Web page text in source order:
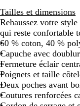
n
g
e
f
l
u
o
n
e
f
l
u
o
f
l
u
o
u
o
o
Tailles et dimensions
Rehaussez votre
qui reste confortable
60 % coton, 40 %
Capuche avec
Fermeture éclair
Poignets et taille
Deux poches avant
Coutures renforcées